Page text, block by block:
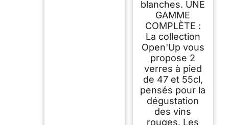
blanches. UNE
GAMME
COMPLÈTE :
La collection
Open'Up vous
propose 2
verres à pied
de 47 et 55cl,
pensés pour la
dégustation
des vins
rouges. Les